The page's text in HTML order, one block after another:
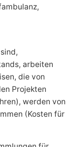
arbeiten
die von
Projekten
werden von
(Kosten für